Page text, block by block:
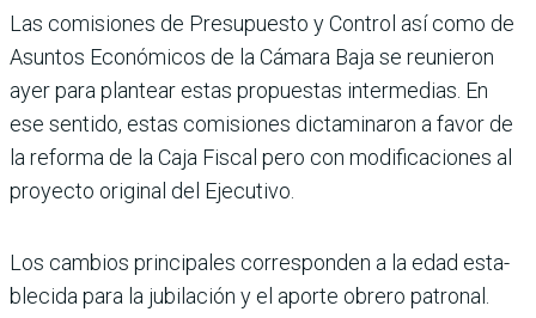
Las comisiones de Presu­puesto y Control así como de
Asuntos Económicos de la Cámara Baja se reunieron
ayer para plantear estas propuestas intermedias. En
ese sentido, estas comisiones dictamina­ron a favor de
la reforma de la Caja Fiscal pero con modifica­ciones al
proyecto original del Ejecutivo.
Los cambios principales corresponden a la edad esta­
blecida para la jubilación y el aporte obrero patronal.